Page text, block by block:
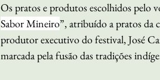
Os pratos e produtos escolhidos pelo
Sabor Mineiro”, atribuído a pratos da
produtor executivo do festival, José
marcada pela fusão das tradições